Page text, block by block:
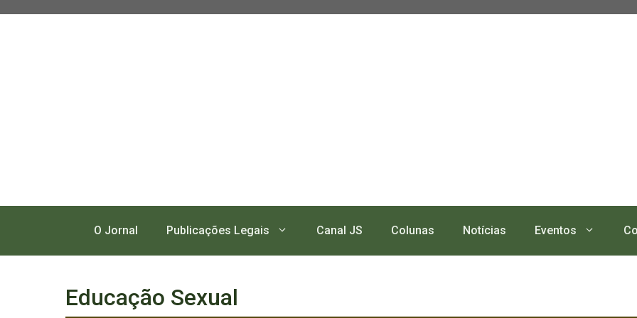
O Jornal Publicações Legais Canal JS Colunas Notícias Eventos
Educação Sexual